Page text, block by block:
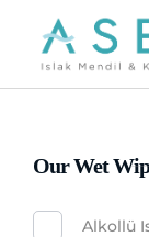
Our Wet
Alkollü